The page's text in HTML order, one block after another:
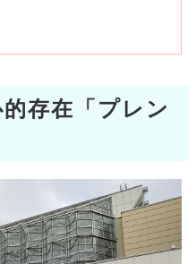
存在「プレン